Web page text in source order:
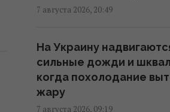
14:54 суббота, 08 августа 2026
США внезапно уволили
генерала,
7 августа 2026, 20:49
На Украину
сильные дожди и
когда похолодание
жару
7 августа 2026, 09:19